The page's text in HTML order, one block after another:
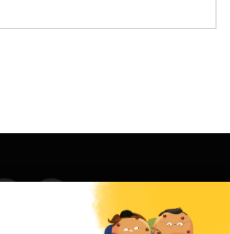
Instagram